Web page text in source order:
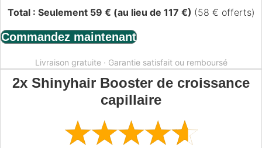
Total : Seulement 59 € (au lieu de 117 €) (58 € offerts)
Commandez maintenant
Livraison gratuite · Garantie satisfait ou remboursé
2x Shinyhair Booster de croissance
capillaire